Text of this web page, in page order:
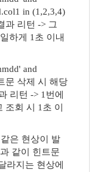
in (1,2,3,4)
과 리턴 -> 그
하게 1초 이내
and
문 삭제 시 해당
리턴 -> 1번에
조회 시 1초 이
은 현상이 발
같이 힌트문
라지는 현상에